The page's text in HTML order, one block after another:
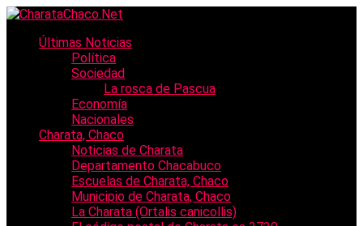
Últimas Noticias
Política
Sociedad
La rosca de Pascua
Economía
Nacionales
Charata, Chaco
Noticias de Charata
Departamento Chacabuco
Escuelas de Charata, Chaco
Municipio de Charata, Chaco
La Charata (Ortalis canicollis)